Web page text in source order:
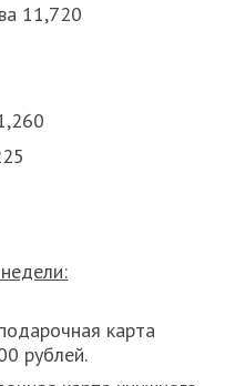
11,720
карта
рублей.